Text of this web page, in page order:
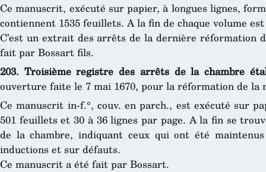
Ce manuscrit, exécuté sur papier, à longues lignes,
contiennent 1535 feuillets. A la fin de chaque volume
C’est un extrait des arrêts de la dernière réformation
fait par Bossart fils.
203. Troisième registre des arrêts de la chambre
ouverture faite le 7 mai 1670, pour la réformation de la
Ce manuscrit in-f.°, couv. en parch., est exécuté sur
501 feuillets et 30 à 36 lignes par page. A la fin se
de la chambre, indiquant ceux qui ont été
inductions et sur défauts.
Ce manuscrit a été fait par Bossart.